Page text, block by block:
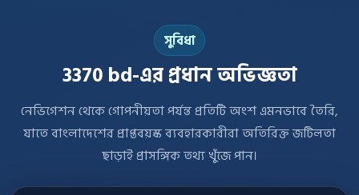
সুবিধা
3370 bd-এর প্রধান অভিজ্ঞতা
নেভিগেশন থেকে গোপনীয়তা পর্যন্ত প্রতিটি অংশ এমনভাবে তৈরি,
যাতে বাংলাদেশের প্রাপ্তবয়স্ক ব্যবহারকারীরা অতিরিক্ত জটিলতা
ছাড়াই প্রাসঙ্গিক তথ্য খুঁজে পান।